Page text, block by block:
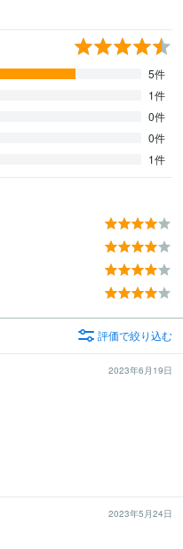
5件
1件
0件
0件
1件
評価で絞り込む
2023年6月19日
2023年5月24日